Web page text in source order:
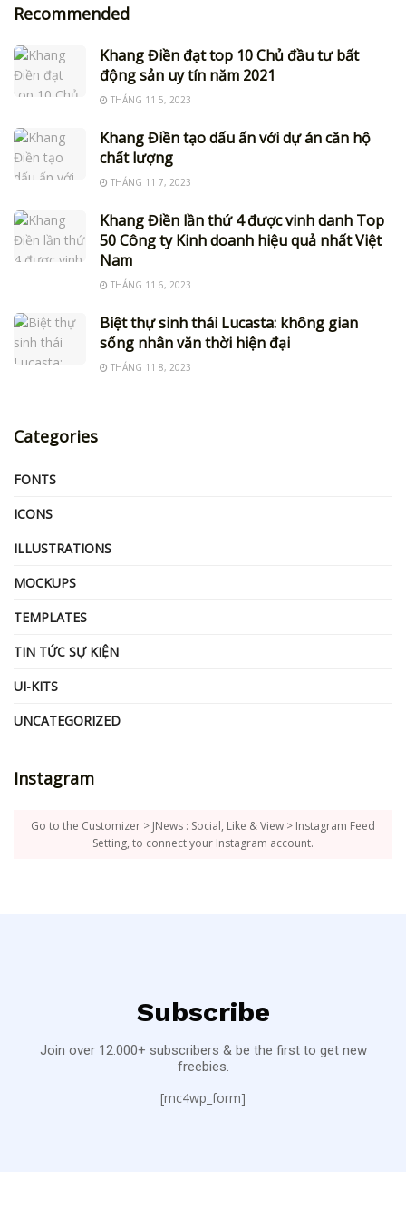
Recommended
Khang Điền đạt top 10 Chủ đầu tư bất
động sản uy tín năm 2021
THÁNG 11 5, 2023
Khang Điền tạo dấu ấn với dự án căn hộ
chất lượng
THÁNG 11 7, 2023
Khang Điền lần thứ 4 được vinh danh Top
50 Công ty Kinh doanh hiệu quả nhất Việt
Nam
THÁNG 11 6, 2023
Biệt thự sinh thái Lucasta: không gian
sống nhân văn thời hiện đại
THÁNG 11 8, 2023
Categories
FONTS
ICONS
ILLUSTRATIONS
MOCKUPS
TEMPLATES
TIN TỨC SỰ KIỆN
UI-KITS
UNCATEGORIZED
Instagram
Go to the Customizer > JNews : Social, Like & View > Instagram Feed
Setting, to connect your Instagram account.
Subscribe
Join over 12.000+ subscribers & be the first to get new
freebies.
[mc4wp_form]